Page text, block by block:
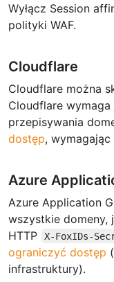
Wyłącz Session
polityki WAF.
Cloudflare
Cloudflare można
Cloudflare
przepisywania
dostęp, wymagając
Azure
Azure Application
wszystkie domeny,
HTTP
X-FoxIDs-
ograniczyć dostęp
infrastruktury).